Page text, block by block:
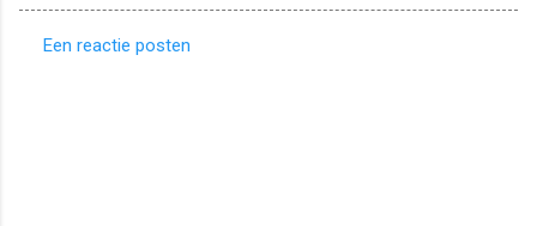
Een reactie posten